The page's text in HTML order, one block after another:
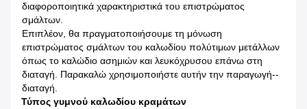
διαφοροποιητικά χαρακτηριστικά του επιστρώματος
σμάλτων.
Επιπλέον, θα πραγματοποιήσουμε τη μόνωση
επιστρώματος σμάλτων του καλωδίου πολύτιμων μετάλλων
όπως το καλώδιο ασημιών και λευκόχρυσου επάνω στη
διαταγή. Παρακαλώ χρησιμοποιήστε αυτήν την παραγωγή--
διαταγή.
Τύπος γυμνού καλωδίου κραμάτων